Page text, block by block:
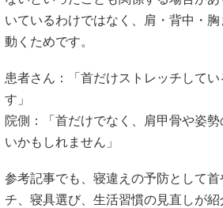
いているわけではなく、肩・背中・
動くためです。
患者さん：「首だけストレッチして
す」
院側：「首だけでなく、肩甲骨や姿
いかもしれません」
参考記事でも、寝違えの予防として
チ、寝具選び、生活習慣の見直しが